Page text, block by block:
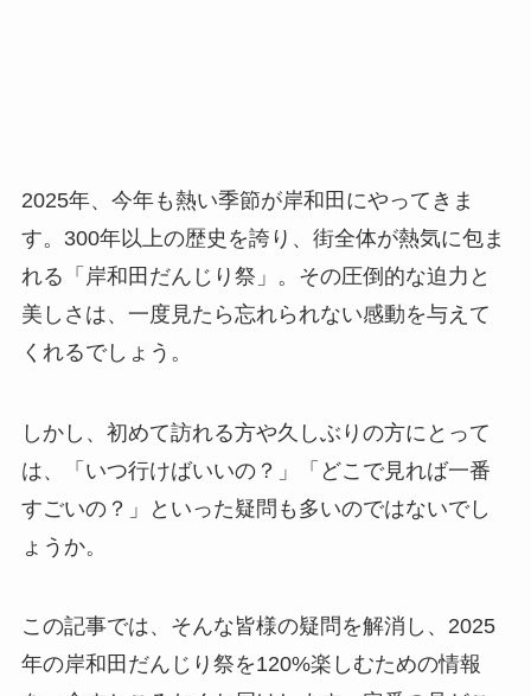
2025年、今年も熱い季節が岸和田にやってきま
す。300年以上の歴史を誇り、街全体が熱気に包ま
れる「岸和田だんじり祭」。その圧倒的な迫力と
美しさは、一度見たら忘れられない感動を与えて
くれるでしょう。
しかし、初めて訪れる方や久しぶりの方にとって
は、「いつ行けばいいの？」「どこで見れば一番
すごいの？」といった疑問も多いのではないでし
ょうか。
この記事では、そんな皆様の疑問を解消し、2025
年の岸和田だんじり祭を120%楽しむための情報